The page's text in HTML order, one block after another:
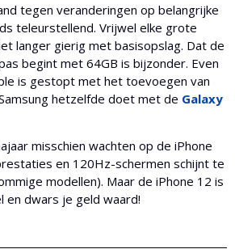
tegen veranderingen op belangrijke
teleurstellend. Vrijwel elke grote
langer gierig met basisopslag. Dat de
begint met 64GB is bijzonder. Even
is gestopt met het toevoegen van
hetzelfde doet met de Galaxy
misschien wachten op de iPhone
en 120Hz-schermen schijnt te
modellen). Maar de iPhone 12 is
en dwars je geld waard!